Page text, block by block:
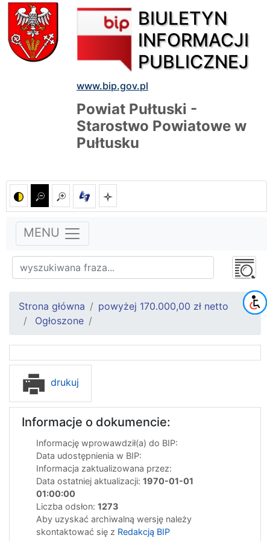
BIULETYN
INFORMACJI
PUBLICZNEJ
www.bip.gov.pl
Powiat Pułtuski -
Starostwo Powiatowe w
Pułtusku
MENU
Strona główna
powyżej 170.000,00 zł netto
Ogłoszone
drukuj
Informacje o dokumencie:
Informację wprowawdził(a) do BIP:
Data udostępnienia w BIP:
Informacja zaktualizowana przez:
Data ostatniej aktualizacji: 1970-01-01
01:00:00
Liczba odsłon: 1273
Aby uzyskać archiwalną wersję należy
skontaktować się z Redakcją BIP